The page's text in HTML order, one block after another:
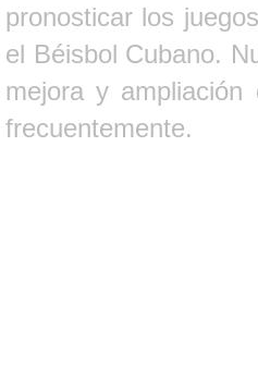
pronosticar los
el Béisbol Cubano.
mejora y
frecuentemente.